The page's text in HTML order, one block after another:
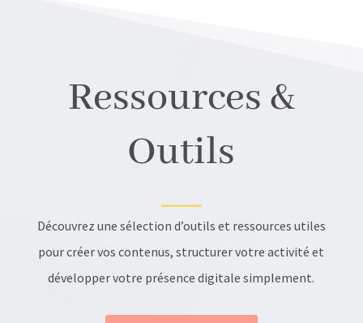
Ressources &
Outils
Découvrez une sélection d’outils et ressources utiles
pour créer vos contenus, structurer votre activité et
développer votre présence digitale simplement.